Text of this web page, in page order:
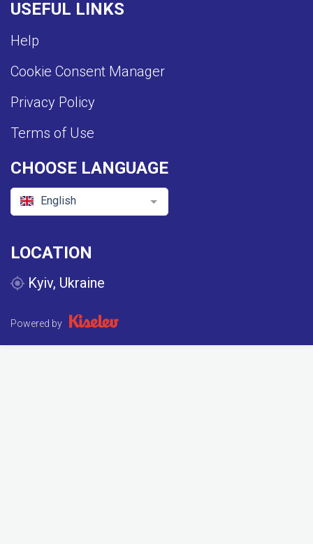
USEFUL LINKS
Help
Cookie Consent Manager
Privacy Policy
Terms of Use
CHOOSE LANGUAGE
English
LOCATION
Kyiv, Ukraine
Powered by